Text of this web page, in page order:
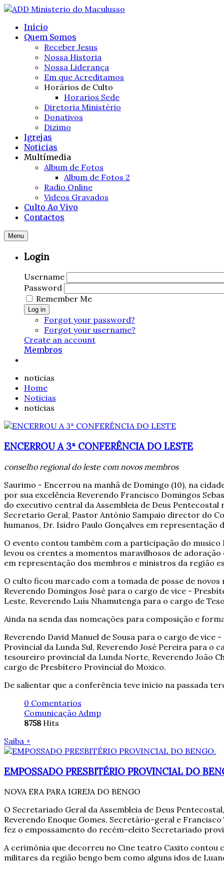
Inicio
Quem Somos
Receber Jesus
Nossa Historia
Nossa Liderança
Em que Acreditamos
Horários de Culto
Horarios Sede
Diretoria Ministério
Donativos
Dizimo
Igrejas
Noticias
Multímedia
Album de Fotos
Album de Fotos 2
Radio Online
Videos Gravados
Culto Ao Vivo
Contactos
Menu
Login
Username
Password
Remember Me
Log in
Forgot your password?
Forgot your username?
Create an account
Membros
noticias
Home
Noticias
noticias
ENCERROU A 3ª CONFERÊNCIA DO LESTE
conselho regional do leste com novos membros
Saurimo - Encerrou na manhã de Domingo (10), na
por sua excelência Reverendo Francisco Domingos
do executivo central da Assembleia de Deus
Secretario Geral, Pastor António Sampaio director do
humanos, Dr. Isidro Paulo Gonçalves em representação
O evento contou também com a participação do
levou os crentes a momentos maravilhosos de
em representação dos membros e ministros da região
O culto ficou marcado com a tomada de posse de
Reverendo Domingos José para o cargo de vice -
Leste, Reverendo Luís Nhamutenga para o cargo de
Ainda na senda das nomeações para composição e
Reverendo David Manuel de Sousa para o cargo de
Provincial da Lunda Sul, Reverendo José Pereira para
tesoureiro provincial da Lunda Norte, Reverendo João
cargo de Presbítero Provincial do Moxico.
De salientar que a conferência teve início na passada
0 Comentarios
Comunicação Admp
8758Hits
Saiba +
EMPOSSADO PRESBITÉRIO PROVINCIAL DO
NOVA ERA PARA IGREJA DO BENGO
O Secretariado Geral da Assembleia de Deus
Reverendo Enoque Gomes, Secretário-geral e
fez o empossamento do recém-eleito Secretariado
A cerimónia que decorreu no Cine teatro Caxito contou
militares da região bengo bem como alguns idos de